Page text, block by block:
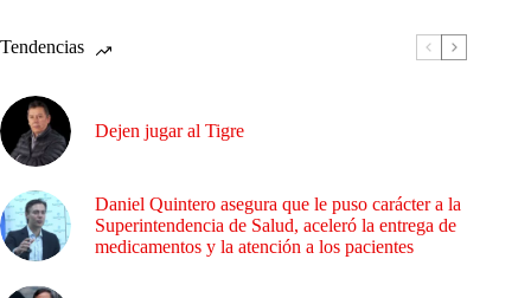
Tendencias
Dejen jugar al Tigre
Daniel Quintero asegura que le puso carácter a la
Superintendencia de Salud, aceleró la entrega de
medicamentos y la atención a los pacientes